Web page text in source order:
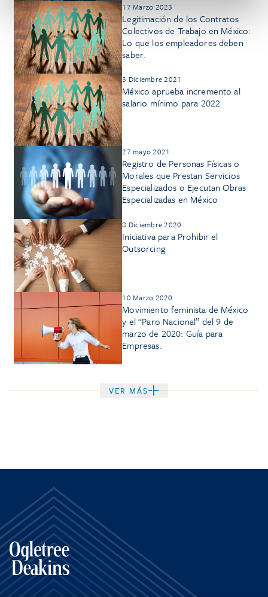
17 Marzo 2023
Legitimación de los Contratos
Colectivos de Trabajo en México:
Lo que los empleadores deben
saber.
3 Diciembre 2021
México aprueba incremento al
salario mínimo para 2022
27 mayo 2021
Registro de Personas Físicas o
Morales que Prestan Servicios
Especializados o Ejecutan Obras
Especializadas en México
8 Diciembre 2020
Iniciativa para Prohibir el
Outsorcing
10 Marzo 2020
Movimiento feminista de México
y el “Paro Nacional” del 9 de
marzo de 2020: Guía para
Empresas.
VER MÁS